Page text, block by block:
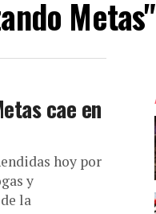
Metas"
cae en
hoy por
y
la